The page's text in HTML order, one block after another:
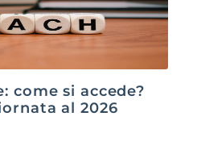
come si accede?
al 2026